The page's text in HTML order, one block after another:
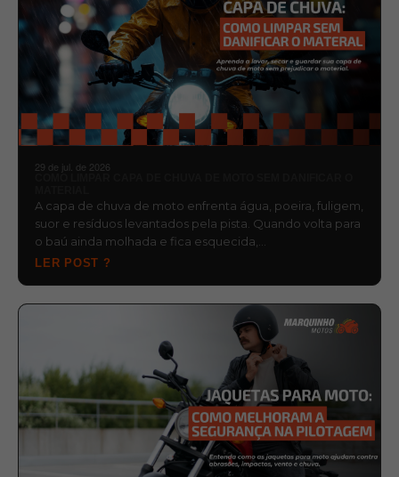
29 de jul. de 2026
A capa de chuva de moto enfrenta água, poeira, fuligem,
suor e resíduos levantados pela pista. Quando volta para
o baú ainda molhada e fica esquecida,…
LER POST ?